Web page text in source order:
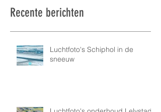
Recente berichten
Luchtfoto's Schiphol in de
sneeuw